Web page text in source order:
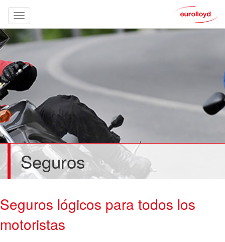
Seguros
Seguros lógicos para todos los
motoristas